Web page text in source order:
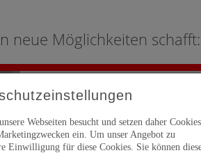
neue Möglichkeiten schafft:
Webseiten besucht und setzen daher
ein. Um unser Angebot zu
Einwilligung für diese Cookies. Sie können